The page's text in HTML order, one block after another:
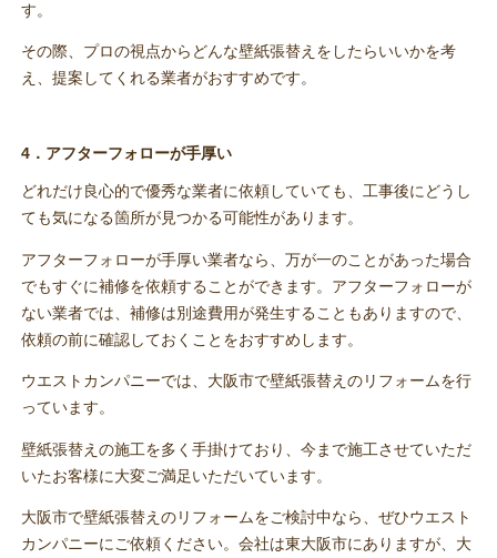
す。
その際、プロの視点からどんな壁紙張替えをしたらいいかを考
え、提案してくれる業者がおすすめです。
4．アフターフォローが手厚い
どれだけ良心的で優秀な業者に依頼していても、工事後にどうし
ても気になる箇所が見つかる可能性があります。
アフターフォローが手厚い業者なら、万が一のことがあった場合
でもすぐに補修を依頼することができます。アフターフォローが
ない業者では、補修は別途費用が発生することもありますので、
依頼の前に確認しておくことをおすすめします。
ウエストカンパニーでは、大阪市で壁紙張替えのリフォームを行
っています。
壁紙張替えの施工を多く手掛けており、今まで施工させていただ
いたお客様に大変ご満足いただいています。
大阪市で壁紙張替えのリフォームをご検討中なら、ぜひウエスト
カンパニーにご依頼ください。会社は東大阪市にありますが、大